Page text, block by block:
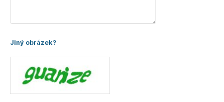
Jiný obrázek?